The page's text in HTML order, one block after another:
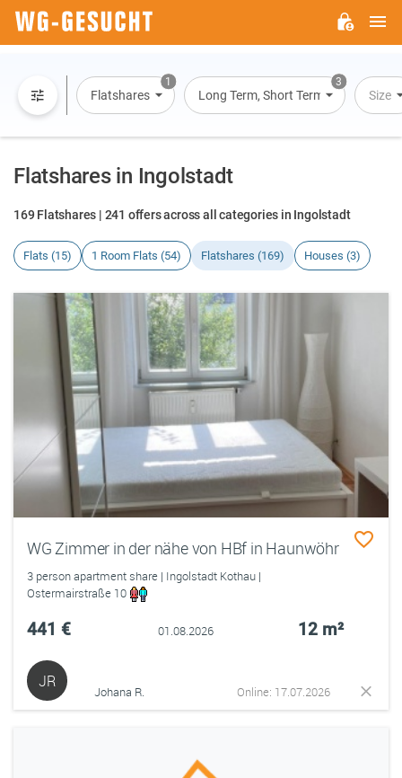
1
Flatshares
3
Long Term, Short Term, Overnight
Size
Flatshares in Ingolstadt
169 Flatshares | 241 offers across all categories in Ingolstadt
Flats (15) 1 Room Flats (54) Flatshares (169) Houses (3)
WG Zimmer in der nähe von HBf in Haunwöhr
3 person apartment share | Ingolstadt Kothau |
Ostermairstraße 10
441 € 01.08.2026 12 m²
JR
Johana R. Online: 17.07.2026